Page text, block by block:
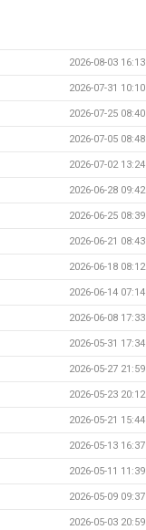
2026-08-03 16:13
2026-07-31 10:10
2026-07-25 08:40
2026-07-05 08:48
2026-07-02 13:24
2026-06-28 09:42
2026-06-25 08:39
2026-06-21 08:43
2026-06-18 08:12
2026-06-14 07:14
2026-06-08 17:33
2026-05-31 17:34
2026-05-27 21:59
2026-05-23 20:12
2026-05-21 15:44
2026-05-13 16:37
2026-05-11 11:39
2026-05-09 09:37
2026-05-03 20:59